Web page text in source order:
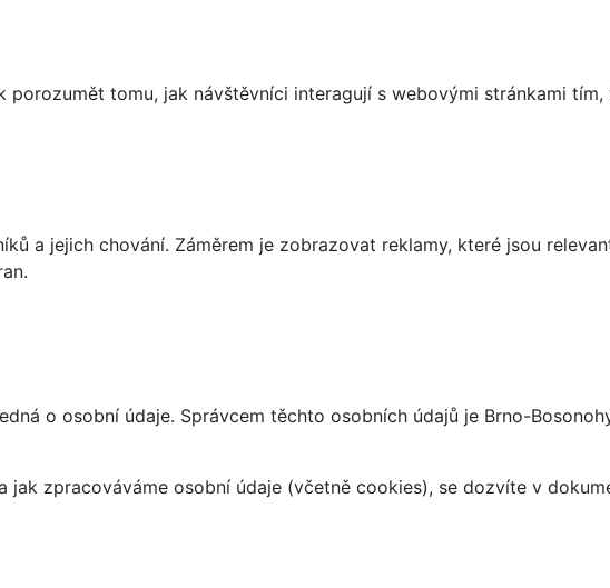
tomu, jak návštěvníci interagují s webovými stránkami
a jejich chování. Záměrem je zobrazovat reklamy, které jsou
o osobní údaje. Správcem těchto osobních údajů je Brno-
zpracováváme osobní údaje (včetně cookies), se dozvíte v